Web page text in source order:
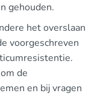
gehouden.
het overslaan
voorgeschreven
de
en bij vragen